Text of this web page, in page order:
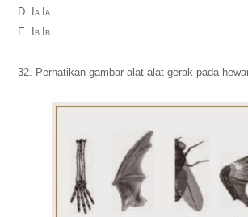
D. I A A
E. I B B
32. Perhatikan gambar alat-alat gerak pada